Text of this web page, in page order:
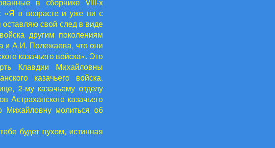
«Я в возрасте и уже ни с
свой след в виде
другим поколениям
и А.И. Полежаева, что они
казачьего войска». Это
Клавдии Михайловны
казачьего войска.
2-му казачьему отделу
Астраханского казачьего
Михайловну молиться об
будет пухом, истинная